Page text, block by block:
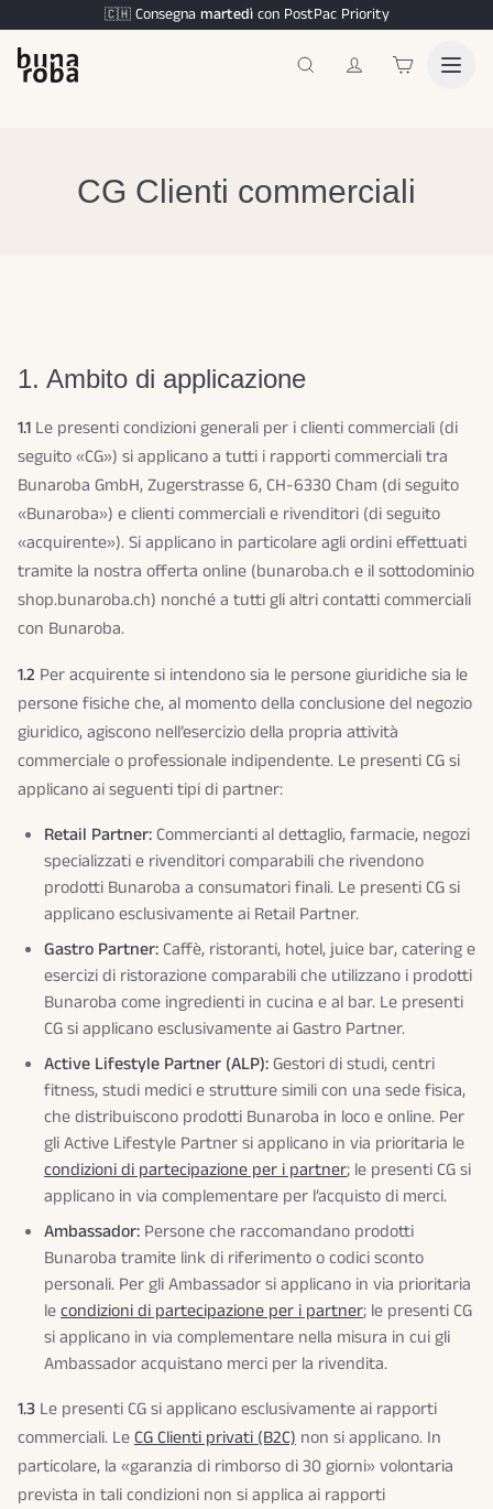
🇨🇭 Consegna martedìcon PostPac Priority
CG Clienti commerciali
1. Ambito di applicazione
1.1 Le presenti condizioni generali per i clienti commerciali (di
seguito «CG») si applicano a tutti i rapporti commerciali tra
Bunaroba GmbH, Zugerstrasse 6, CH-6330 Cham (di seguito
«Bunaroba») e clienti commerciali e rivenditori (di seguito
«acquirente»). Si applicano in particolare agli ordini effettuati
tramite la nostra offerta online (bunaroba.ch e il sottodominio
shop.bunaroba.ch) nonché a tutti gli altri contatti commerciali
con Bunaroba.
1.2 Per acquirente si intendono sia le persone giuridiche sia le
persone fisiche che, al momento della conclusione del negozio
giuridico, agiscono nell’esercizio della propria attività
commerciale o professionale indipendente. Le presenti CG si
applicano ai seguenti tipi di partner:
Retail Partner:Commercianti al dettaglio, farmacie, negozi
specializzati e rivenditori comparabili che rivendono
prodotti Bunaroba a consumatori finali. Le presenti CG si
applicano esclusivamente ai Retail Partner.
Gastro Partner:Caffè, ristoranti, hotel, juice bar, catering e
esercizi di ristorazione comparabili che utilizzano i prodotti
Bunaroba come ingredienti in cucina e al bar. Le presenti
CG si applicano esclusivamente ai Gastro Partner.
Active Lifestyle Partner (ALP):Gestori di studi, centri
fitness, studi medici e strutture simili con una sede fisica,
che distribuiscono prodotti Bunaroba in loco e online. Per
gli Active Lifestyle Partner si applicano in via prioritaria le
condizioni di partecipazione per i partner; le presenti CG si
applicano in via complementare per l’acquisto di merci.
Ambassador: Persone che raccomandano prodotti
Bunaroba tramite link di riferimento o codici sconto
personali. Per gli Ambassador si applicano in via prioritaria
lecondizioni di partecipazione per i partner; le presenti CG
si applicano in via complementare nella misura in cui gli
Ambassador acquistano merci per la rivendita.
1.3 Le presenti CG si applicano esclusivamente ai rapporti
commerciali. LeCG Clienti privati (B2C) non si applicano. In
particolare, la «garanzia di rimborso di 30 giorni» volontaria
prevista in tali condizioni non si applica ai rapporti